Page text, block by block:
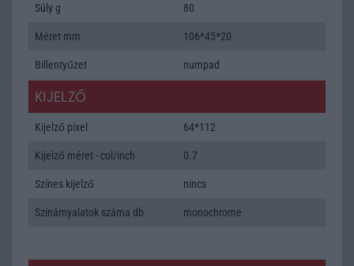
Súly g 80
Méret mm 106*45*20
Billentyűzet numpad
KIJELZŐ
Kijelző pixel 64*112
Kijelző méret - col/inch 0.7
Színes kijelző nincs
Színárnyalatok száma db monochrome